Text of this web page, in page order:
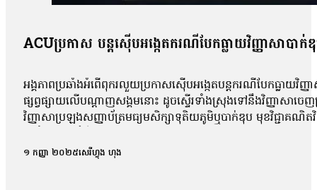
ACUប្រកាស បន្តស៊ើបអង្កេតករណីបែកធ្លាយវិញ្ញាសាបាក់
អង្គភាពប្រឆាំងអំពើពុករលួយប្រកាសស៊ើបអង្កេតបន្តករណីបែកធ្លាយវិ
ផ្សព្វផ្សាយលើបណ្ដាញសង្គមនោះ ដូចស្ទើរទាំងស្រុងទៅនឹងវិញ្ញាសាច
វិញ្ញាសាប្រឡងសញ្ញាប័ត្រមធ្យមសិក្សាទុតិយភូមិឬបាក់ឌុប មុខវិជ្ជាគណិត
ពេល នៅក្នុងគ្រុបតេឡេក្រាម ដែលបានបែកធ្លាយ។ តាមរយៈលិខិតចុះថ្
១ កញ្ញា ២០២៥សេរីហ្វុង ហុង